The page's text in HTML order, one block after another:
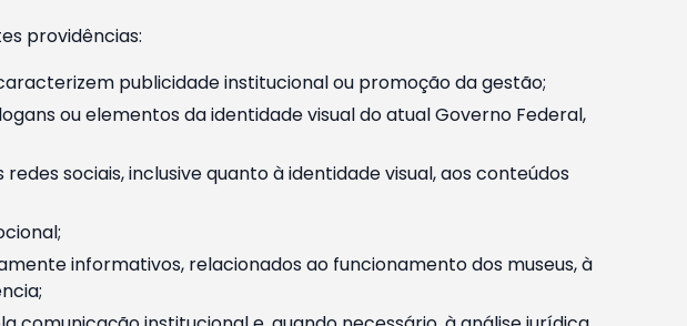
providências:
publicidade institucional ou promoção da gestão;
ou elementos da identidade visual do atual Governo Federal,
sociais, inclusive quanto à identidade visual, aos conteúdos
informativos, relacionados ao funcionamento dos museus, à